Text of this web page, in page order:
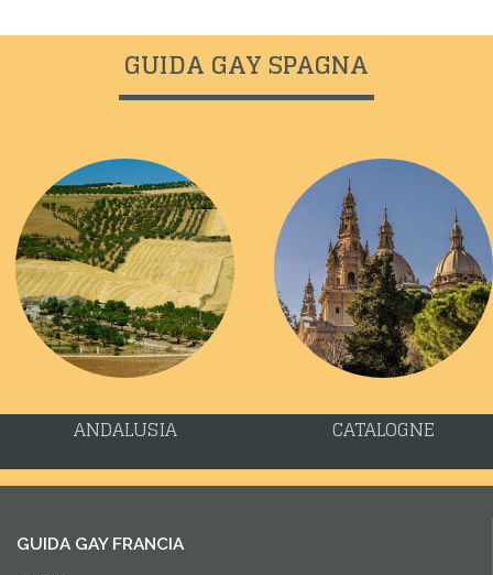
GUIDA GAY SPAGNA
ANDALUSIA CATALOGNE
GUIDA GAY FRANCIA